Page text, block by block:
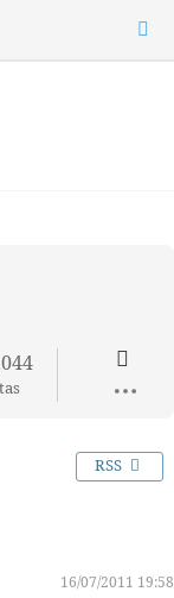
RSS
16/07/2011 19:58